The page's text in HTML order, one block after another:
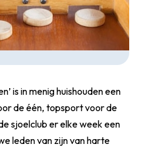
is in menig huishouden een
de één, topsport voor de
sjoelclub er elke week een
leden van zijn van harte